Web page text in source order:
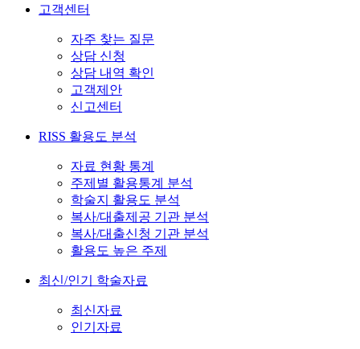
고객센터
자주 찾는 질문
상담 신청
상담 내역 확인
고객제안
신고센터
RISS 활용도 분석
자료 현황 통계
주제별 활용통계 분석
학술지 활용도 분석
복사/대출제공 기관 분석
복사/대출신청 기관 분석
활용도 높은 주제
최신/인기 학술자료
최신자료
인기자료